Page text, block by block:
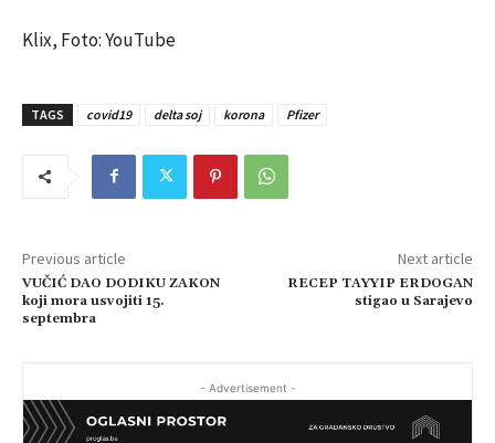
Klix, Foto: YouTube
TAGS covid19 delta soj korona Pfizer
Previous article
VUČIĆ DAO DODIKU ZAKON
koji mora usvojiti 15.
septembra
Next article
RECEP TAYYIP ERDOGAN
stigao u Sarajevo
- Advertisement -